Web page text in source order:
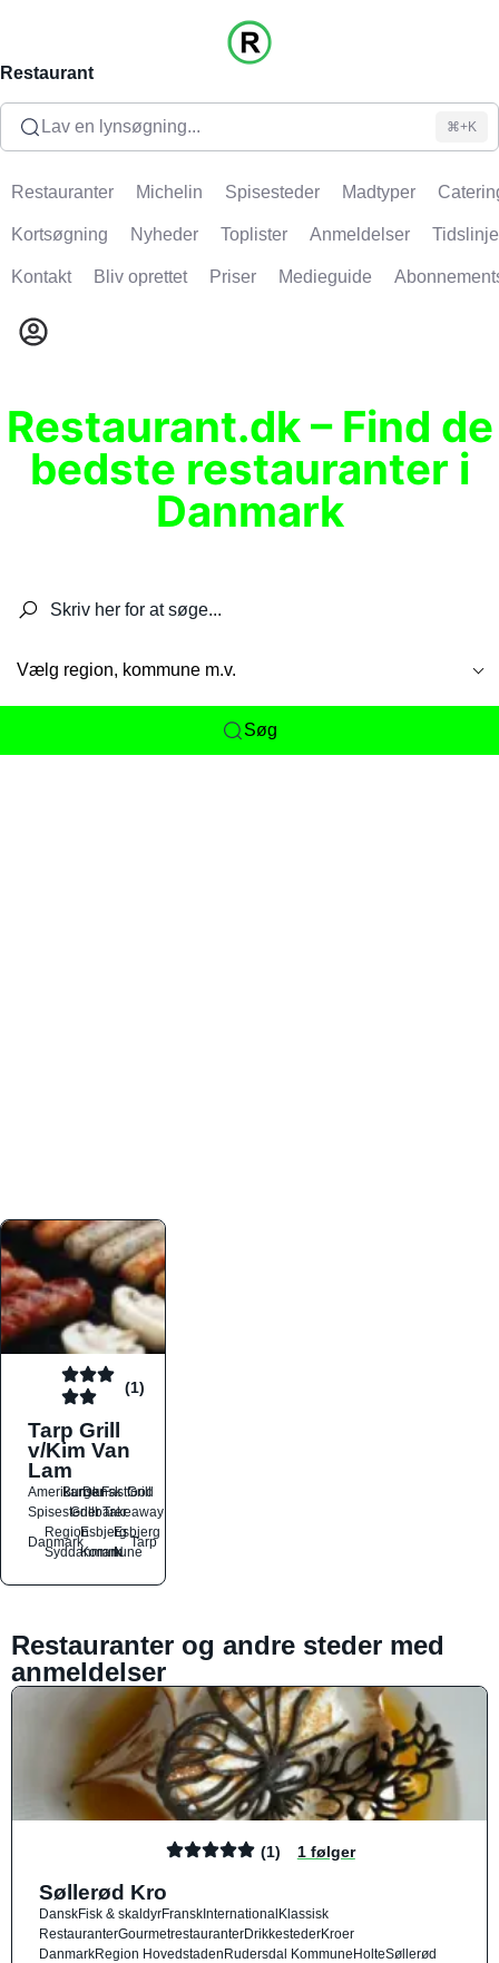
Restaurant
Lav en lynsøgning... ⌘+K
Restauranter Michelin Spisesteder Madtyper
Kortsøgning Nyheder Toplister Anmeldelser Tidslinje
Kontakt Bliv oprettet Priser Medieguide
Restaurant.dk – Find de
bedste restauranter i
Danmark
Vælg region, kommune m.v.
Søg
(1)
Tarp Grill
v/Kim Van
Lam
Amerikansk
BurgerDanskFastfood
Grill
SpisestederGrillbarerTakeaway
Danmark
Region
Syddanmark
Esbjerg
Kommune
Esbjerg
N
Tarp
Restauranter og andre steder med
anmeldelser
(1) 1 følger
Søllerød Kro
DanskFisk & skaldyrFranskInternationalKlassisk
RestauranterGourmetrestauranterDrikkestederKroer
DanmarkRegion HovedstadenRudersdal KommuneHolteSøllerød